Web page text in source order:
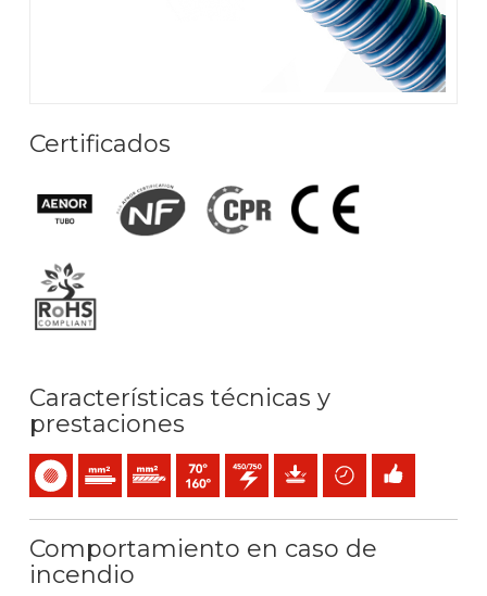
Certificados
Características técnicas y
prestaciones
Unipolar Conductor de un alambre (clase 1) mm2
Conductor rígido cableado (clase 2) mm2
Temperatura máx. servicio: 70ºC / 160ºC
450 / 750 V C.A.Protección mecánica
Ahorro de tiempo
Fácil instalación
Comportamiento en caso de
incendio